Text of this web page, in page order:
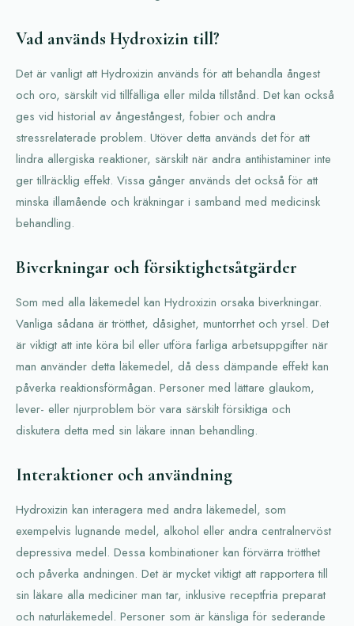
Vad används Hydroxizin till?
Det är vanligt att Hydroxizin används för att behandla ångest
och oro, särskilt vid tillfälliga eller milda tillstånd. Det kan också
ges vid historial av ångestångest, fobier och andra
stressrelaterade problem. Utöver detta används det för att
lindra allergiska reaktioner, särskilt när andra antihistaminer inte
ger tillräcklig effekt. Vissa gånger används det också för att
minska illamående och kräkningar i samband med medicinsk
behandling.
Biverkningar och försiktighetsåtgärder
Som med alla läkemedel kan Hydroxizin orsaka biverkningar.
Vanliga sådana är trötthet, dåsighet, muntorrhet och yrsel. Det
är viktigt att inte köra bil eller utföra farliga arbetsuppgifter när
man använder detta läkemedel, då dess dämpande effekt kan
påverka reaktionsförmågan. Personer med lättare glaukom,
lever- eller njurproblem bör vara särskilt försiktiga och
diskutera detta med sin läkare innan behandling.
Interaktioner och användning
Hydroxizin kan interagera med andra läkemedel, som
exempelvis lugnande medel, alkohol eller andra centralnervöst
depressiva medel. Dessa kombinationer kan förvärra trötthet
och påverka andningen. Det är mycket viktigt att rapportera till
sin läkare alla mediciner man tar, inklusive receptfria preparat
och naturläkemedel. Personer som är känsliga för sederande